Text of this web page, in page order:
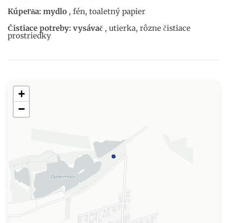
Kúpeľňa: mydlo , fén, toaletný papier
Čistiace potreby: vysávač , utierka, rôzne čistiace
prostriedky
+
−